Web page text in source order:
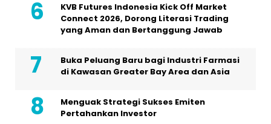
KVB Futures Indonesia Kick Off Market
Connect 2026, Dorong Literasi Trading
yang Aman dan Bertanggung Jawab
Buka Peluang Baru bagi Industri Farmasi
di Kawasan Greater Bay Area dan Asia
Menguak Strategi Sukses Emiten
Pertahankan Investor